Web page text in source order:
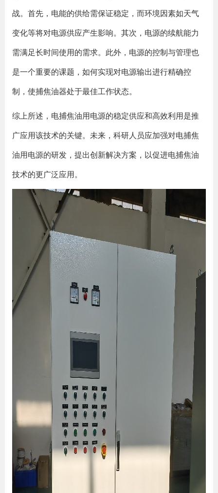
战。首先，电能的供给需保证稳定，而环境因素如天气
变化等将对电源供应产生影响。其次，电源的续航能力
需满足长时间使用的需求。此外，电源的控制与管理也
是一个重要的课题，如何实现对电源输出进行精确控
制，使捕焦油器处于最佳工作状态。
综上所述，电捕焦油用电源的稳定供应和高效利用是推
广应用该技术的关键。未来，科研人员应加强对电捕焦
油用电源的研发，提出创新解决方案，以促进电捕焦油
技术的更广泛应用。